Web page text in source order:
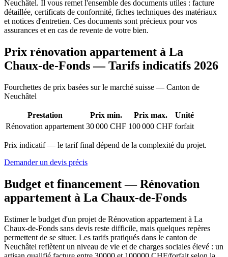
Neuchâtel. Il vous remet l'ensemble des documents utiles : facture
détaillée, certificats de conformité, fiches techniques des matériaux
et notices d'entretien. Ces documents sont précieux pour vos
assurances et en cas de revente de votre bien.
Prix rénovation appartement à La
Chaux-de-Fonds — Tarifs indicatifs 2026
Fourchettes de prix basées sur le marché suisse — Canton de
Neuchâtel
Prestation Prix min. Prix max.
Unité
Rénovation appartement 30 000 CHF 100 000 CHF forfait
Prix indicatif — le tarif final dépend de la complexité du projet.
Demander un devis précis
Budget et financement — Rénovation
appartement à La Chaux-de-Fonds
Estimer le budget d'un projet de Rénovation appartement à La
Chaux-de-Fonds sans devis reste difficile, mais quelques repères
permettent de se situer. Les tarifs pratiqués dans le canton de
Neuchâtel reflètent un niveau de vie et de charges sociales élevé : un